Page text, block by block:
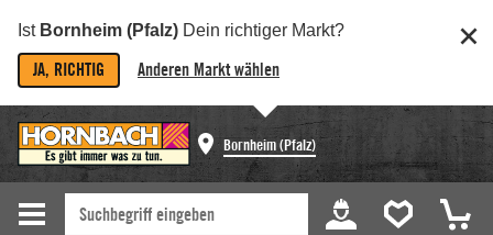
Ist Bornheim (Pfalz) Dein richtiger Markt?
JA, RICHTIG Anderen Markt wählen
Bornheim (Pfalz)